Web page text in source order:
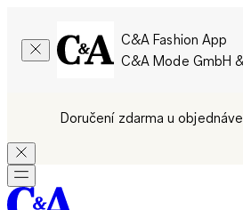
C&A Fashion App
C&A Mode GmbH
Doručení zdarma u